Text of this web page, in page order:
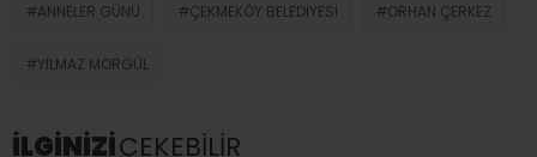
ANNELER GÜNÜ ÇEKMEKÖY BELEDIYESI ORHAN ÇERKEZ
YILMAZ MORGÜL
İLGİNİZİÇEKEBİLİR